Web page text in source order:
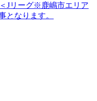
Jリーグ※鹿嶋市エリア
となります。